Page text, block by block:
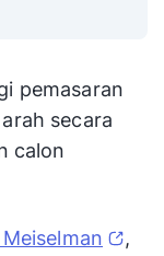
pemasaran
secara
calon
,